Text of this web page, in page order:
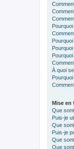
À quoi
Mise en
Que
Puis-je
Que
Puis-je
Que
Que